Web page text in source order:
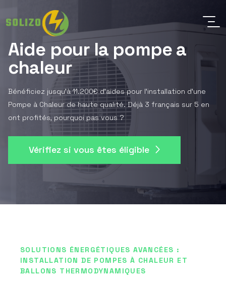
Aide pour la pompe a
chaleur
Bénéficiez jusqu'à 11.200€ d'aides pour l'installation d'une
Pompe à Chaleur de haute qualité. Déjà 3 français sur 5 en
ont profités, pourquoi pas vous ?
Vérifiez si vous êtes éligible
SOLUTIONS ÉNERGÉTIQUES AVANCÉES :
INSTALLATION DE POMPES À CHALEUR ET
BALLONS THERMODYNAMIQUES